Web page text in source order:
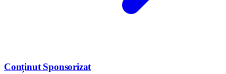
Conținut Sponsorizat